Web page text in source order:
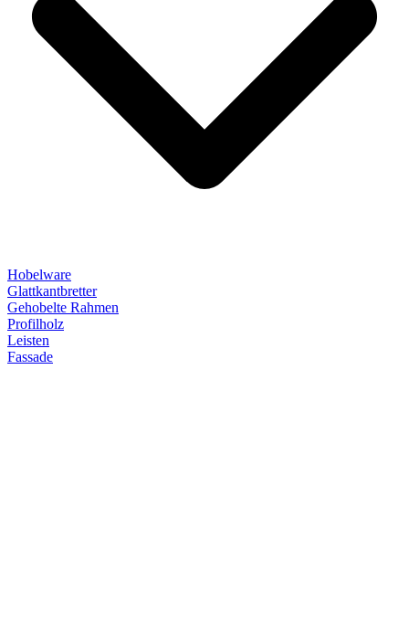
Hobelware
Glattkantbretter
Gehobelte Rahmen
Profilholz
Leisten
Fassade